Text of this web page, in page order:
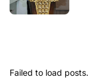
Failed to load posts.